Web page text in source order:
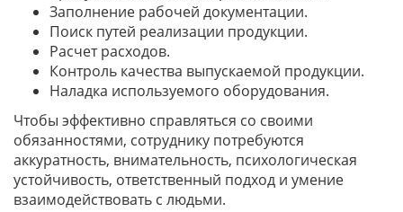
Заполнение рабочей документации.
Поиск путей реализации продукции.
Расчет расходов.
Контроль качества выпускаемой продукции.
Наладка используемого оборудования.
Чтобы эффективно справляться со своими
обязанностями, сотруднику потребуются
аккуратность, внимательность, психологическая
устойчивость, ответственный подход и умение
взаимодействовать с людьми.